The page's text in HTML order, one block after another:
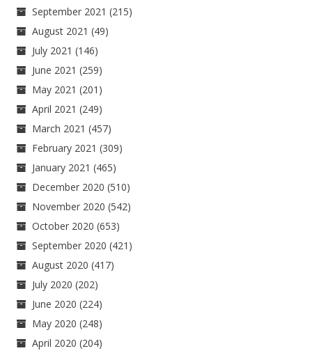
September 2021 (215)
August 2021 (49)
July 2021 (146)
June 2021 (259)
May 2021 (201)
April 2021 (249)
March 2021 (457)
February 2021 (309)
January 2021 (465)
December 2020 (510)
November 2020 (542)
October 2020 (653)
September 2020 (421)
August 2020 (417)
July 2020 (202)
June 2020 (224)
May 2020 (248)
April 2020 (204)